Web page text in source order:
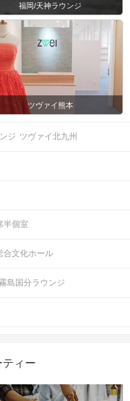
分以上遅れる場合は
ター付き
福岡/天神ラウンジ
ツヴァイ熊本
ジ ツヴァイ北九州
半個室
合文化ホール
霧島国分ラウンジ
ィー